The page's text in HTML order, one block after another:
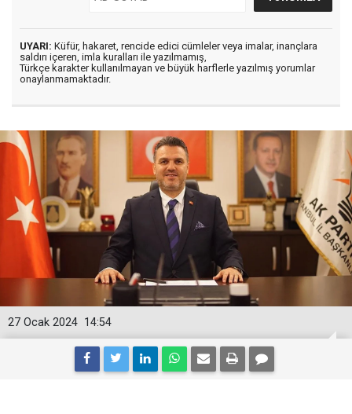
UYARI: Küfür, hakaret, rencide edici cümleler veya imalar, inançlara
saldırı içeren, imla kuralları ile yazılmamış,
Türkçe karakter kullanılmayan ve büyük harflerle yazılmış yorumlar
onaylanmamaktadır.
14:54
27 Ocak 2024